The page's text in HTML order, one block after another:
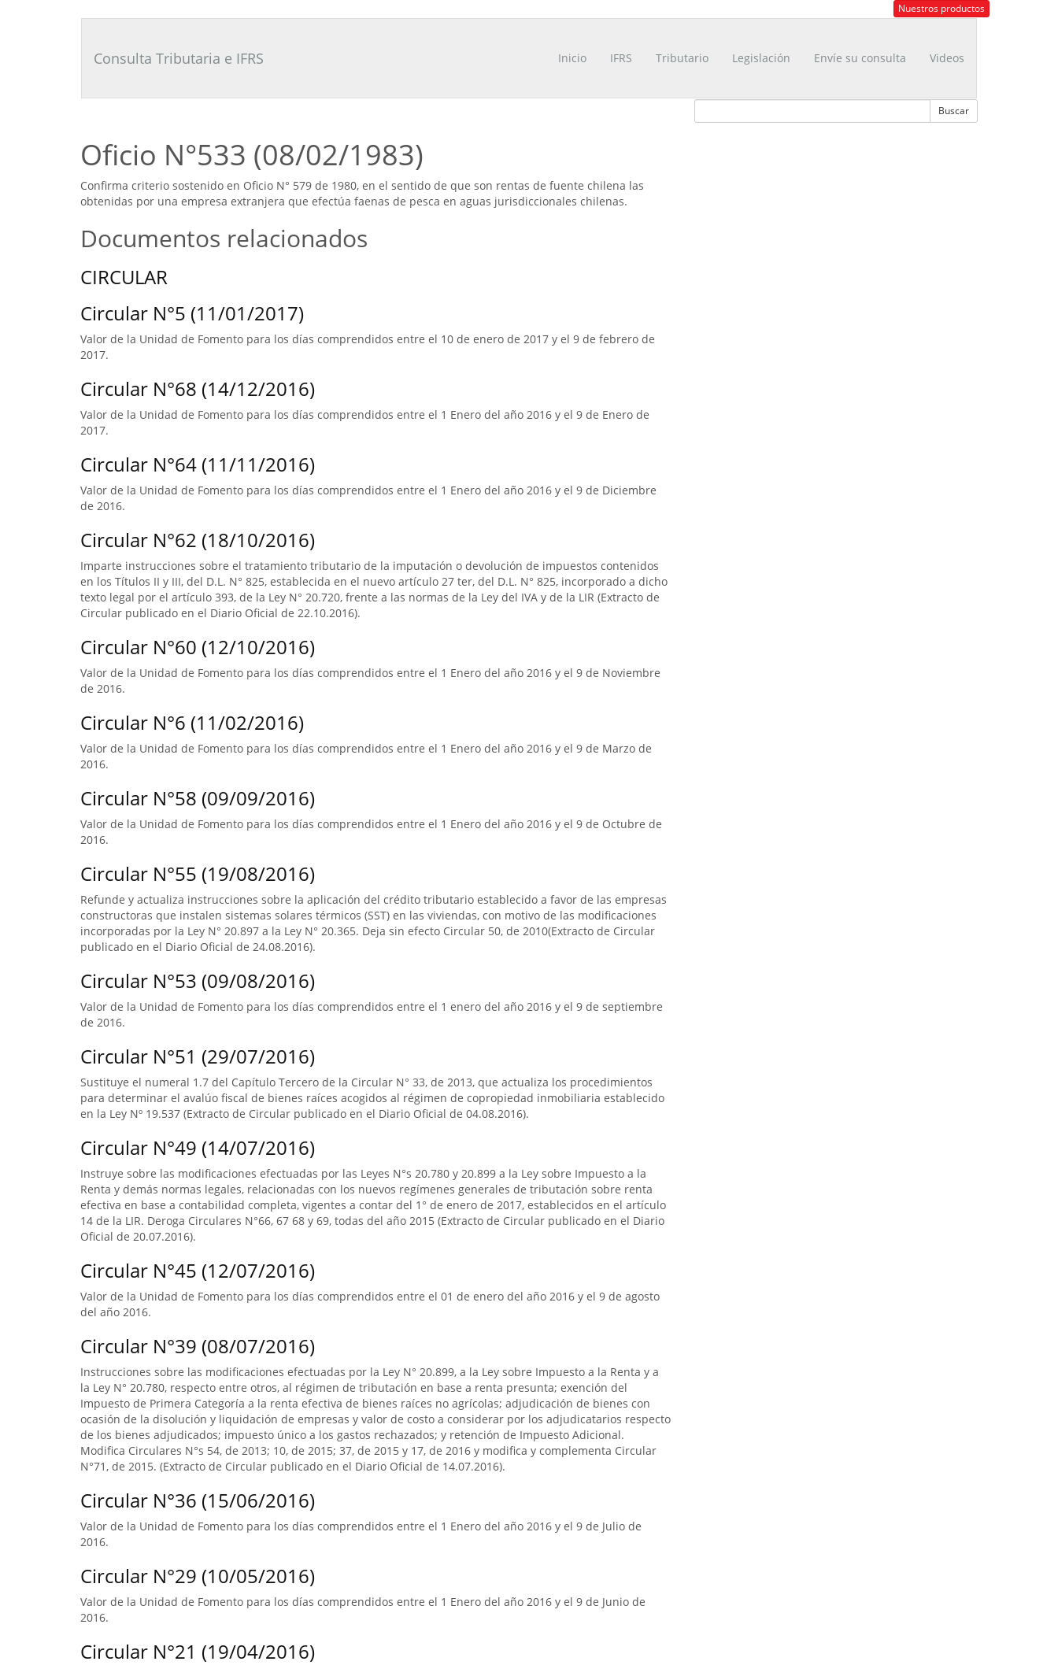
Tributario
Nuestros productos
Consulta Tributaria e IFRS Inicio IFRS Tributario Legislación Envíe su consulta Videos
Oficio N°533 (08/02/1983)
Confirma criterio sostenido en Oficio N° 579 de 1980, en el sentido de que son rentas de fuente chilena las
obtenidas por una empresa extranjera que efectúa faenas de pesca en aguas jurisdiccionales chilenas.
Documentos relacionados
CIRCULAR
Circular N°5 (11/01/2017)
Valor de la Unidad de Fomento para los días comprendidos entre el 10 de enero de 2017 y el 9 de febrero de
2017.
Circular N°68 (14/12/2016)
Valor de la Unidad de Fomento para los días comprendidos entre el 1 Enero del año 2016 y el 9 de Enero de
2017.
Circular N°64 (11/11/2016)
Valor de la Unidad de Fomento para los días comprendidos entre el 1 Enero del año 2016 y el 9 de Diciembre
de 2016.
Circular N°62 (18/10/2016)
Imparte instrucciones sobre el tratamiento tributario de la imputación o devolución de impuestos contenidos
en los Títulos II y III, del D.L. N° 825, establecida en el nuevo artículo 27 ter, del D.L. N° 825, incorporado a dicho
texto legal por el artículo 393, de la Ley N° 20.720, frente a las normas de la Ley del IVA y de la LIR (Extracto de
Circular publicado en el Diario Oficial de 22.10.2016).
Circular N°60 (12/10/2016)
Valor de la Unidad de Fomento para los días comprendidos entre el 1 Enero del año 2016 y el 9 de Noviembre
de 2016.
Circular N°6 (11/02/2016)
Valor de la Unidad de Fomento para los días comprendidos entre el 1 Enero del año 2016 y el 9 de Marzo de
2016.
Circular N°58 (09/09/2016)
Valor de la Unidad de Fomento para los días comprendidos entre el 1 Enero del año 2016 y el 9 de Octubre de
2016.
Circular N°55 (19/08/2016)
Refunde y actualiza instrucciones sobre la aplicación del crédito tributario establecido a favor de las empresas
constructoras que instalen sistemas solares térmicos (SST) en las viviendas, con motivo de las modificaciones
incorporadas por la Ley N° 20.897 a la Ley N° 20.365. Deja sin efecto Circular 50, de 2010(Extracto de Circular
publicado en el Diario Oficial de 24.08.2016).
Circular N°53 (09/08/2016)
Valor de la Unidad de Fomento para los días comprendidos entre el 1 enero del año 2016 y el 9 de septiembre
de 2016.
Circular N°51 (29/07/2016)
Sustituye el numeral 1.7 del Capítulo Tercero de la Circular N° 33, de 2013, que actualiza los procedimientos
para determinar el avalúo fiscal de bienes raíces acogidos al régimen de copropiedad inmobiliaria establecido
en la Ley Nº 19.537 (Extracto de Circular publicado en el Diario Oficial de 04.08.2016).
Circular N°49 (14/07/2016)
Instruye sobre las modificaciones efectuadas por las Leyes N°s 20.780 y 20.899 a la Ley sobre Impuesto a la
Renta y demás normas legales, relacionadas con los nuevos regímenes generales de tributación sobre renta
efectiva en base a contabilidad completa, vigentes a contar del 1° de enero de 2017, establecidos en el artículo
14 de la LIR. Deroga Circulares N°66, 67 68 y 69, todas del año 2015 (Extracto de Circular publicado en el Diario
Oficial de 20.07.2016).
Circular N°45 (12/07/2016)
Valor de la Unidad de Fomento para los días comprendidos entre el 01 de enero del año 2016 y el 9 de agosto
del año 2016.
Circular N°39 (08/07/2016)
Instrucciones sobre las modificaciones efectuadas por la Ley N° 20.899, a la Ley sobre Impuesto a la Renta y a
la Ley N° 20.780, respecto entre otros, al régimen de tributación en base a renta presunta; exención del
Impuesto de Primera Categoría a la renta efectiva de bienes raíces no agrícolas; adjudicación de bienes con
ocasión de la disolución y liquidación de empresas y valor de costo a considerar por los adjudicatarios respecto
de los bienes adjudicados; impuesto único a los gastos rechazados; y retención de Impuesto Adicional.
Modifica Circulares N°s 54, de 2013; 10, de 2015; 37, de 2015 y 17, de 2016 y modifica y complementa Circular
N°71, de 2015. (Extracto de Circular publicado en el Diario Oficial de 14.07.2016).
Circular N°36 (15/06/2016)
Valor de la Unidad de Fomento para los días comprendidos entre el 1 Enero del año 2016 y el 9 de Julio de
2016.
Circular N°29 (10/05/2016)
Valor de la Unidad de Fomento para los días comprendidos entre el 1 Enero del año 2016 y el 9 de Junio de
2016.
Circular N°21 (19/04/2016)